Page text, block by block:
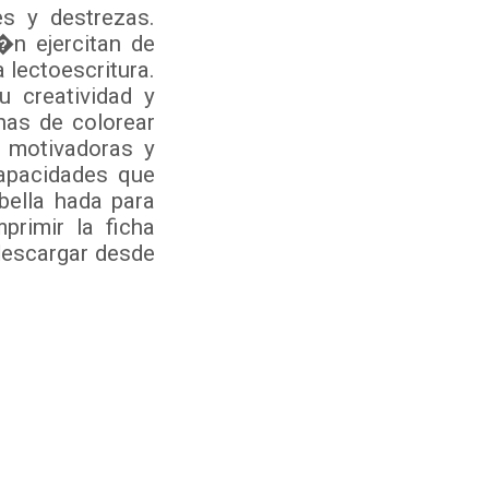
y destrezas.
ejercitan de
lectoescritura.
creatividad y
de colorear
y
que
hada para
la ficha
desde